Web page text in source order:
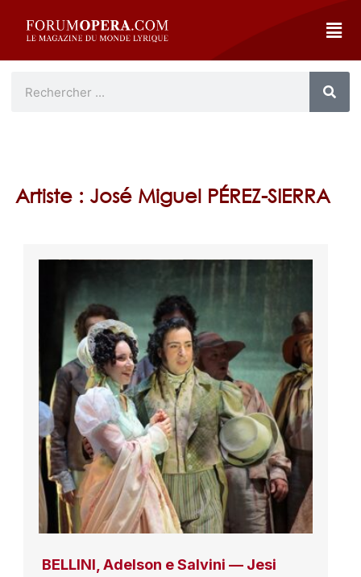
Artiste : José Miguel PÉREZ-SIERRA
BELLINI, Adelson e Salvini — Jesi